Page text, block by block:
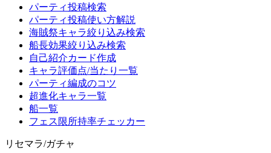
パーティ投稿検索
パーティ投稿使い方解説
海賊祭キャラ絞り込み検索
船長効果絞り込み検索
自己紹介カード作成
キャラ評価点/当たり一覧
パーティ編成のコツ
超進化キャラ一覧
船一覧
フェス限所持率チェッカー
リセマラ/ガチャ